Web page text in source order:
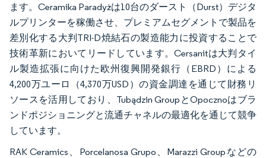
ます。Ceramika Paradyżは10台のダースト（Durst）デジタ
ルプリンターを稼働させ、プレミアムセグメントで製品を
差別化する大判TRI-D焼結石の製造能力に投資することで
技術革新においてリードしています。Cersanitは大判タイ
ル製造拡張に向けた欧州復興開発銀行（EBRD）による
4,200万ユーロ（4,370万USD）の資金調達を通じて財務リ
ソースを活用しており、Tubądzin GroupとOpocznoはブラ
ンドポジショニングと流通チャネルの最適化を通じて競争
しています。
RAK Ceramics、Porcelanosa Grupo、Marazzi Groupなどの